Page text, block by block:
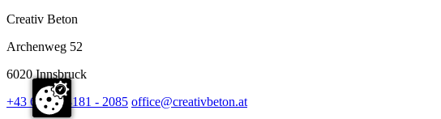
Creativ Beton
Archenweg 52
6020 Innsbruck
+43 676 / 88181 - 2085 office@creativbeton.at